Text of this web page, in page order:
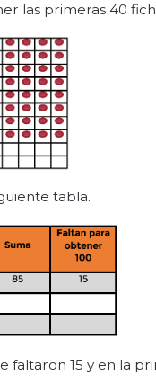
las primeras 40
tabla.
faltaron 15 y en la